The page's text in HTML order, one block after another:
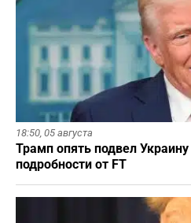
18:50, 05 августа
Трамп опять подвел
подробности от FT